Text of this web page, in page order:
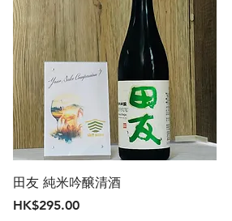
田友 純米吟醸清酒
價格
HK$295.00